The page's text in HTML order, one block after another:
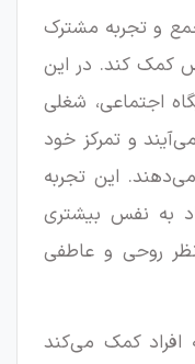
و تجربه مشترک
کمک کند. در این
اجتماعی، شغلی
و تمرکز خود
این تجربه
به نفس بیشتری
روحی و عاطفی
افراد کمک می‌کند